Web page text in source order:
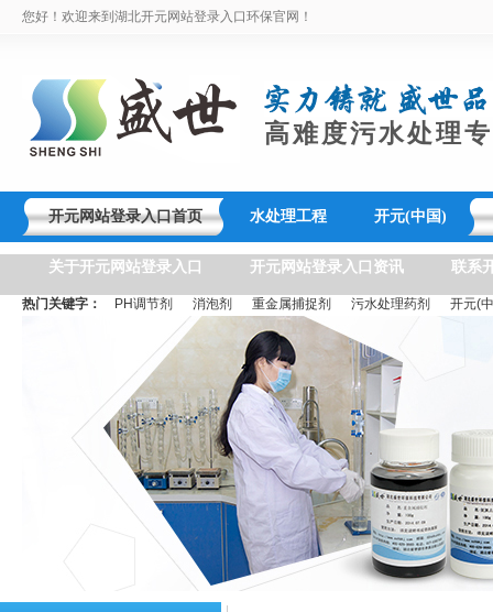
您好！欢迎来到湖北开元网站登录入口环保官网！
高难度污水处理
开元网站登录入口首页 水处理工程 开元(中国)
关于开元网站登录入口 开元网站登录入口资讯 联系
热门关键字： PH调节剂 消泡剂 重金属捕捉剂 污水处理药剂 开元(